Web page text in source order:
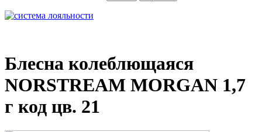
Блесна колеблющаяся
NORSTREAM MORGAN 1,7
г код цв. 21